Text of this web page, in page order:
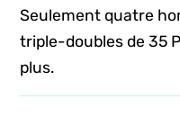
Seulement quatre
triple-doubles de 35
plus.